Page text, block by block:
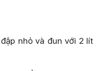
nhỏ và đun với 2 lít